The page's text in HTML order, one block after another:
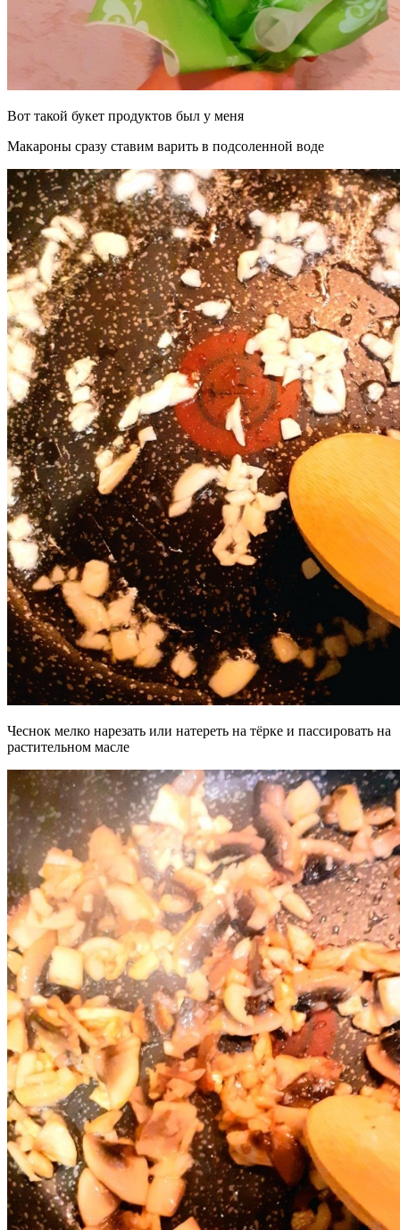
Вот такой букет продуктов был у меня
Макароны сразу ставим варить в подсоленной воде
Чеснок мелко нарезать или натереть на тёрке и пассировать на
растительном масле